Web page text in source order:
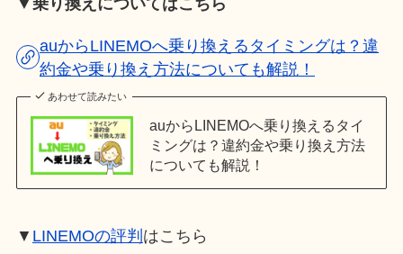
auからLINEMOへ乗り換えるタイミングは？違
約金や乗り換え方法についても解説！
あわせて読みたい
auからLINEMOへ乗り換えるタイ
ミングは？違約金や乗り換え方法
についても解説！
▼ LINEMOの評判 はこちら